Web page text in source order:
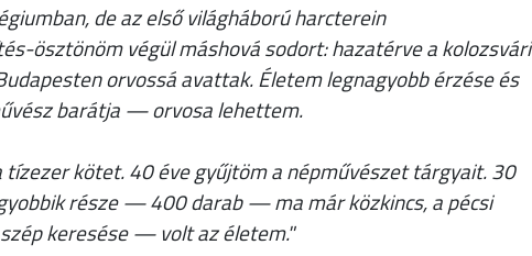
de az első világháború harcterein
ösztönöm végül máshová sodort: hazatérve a kolozsvári
orvossá avattak. Életem legnagyobb érzése és
barátja — orvosa lehettem.
kötet. 40 éve gyűjtöm a népművészet tárgyait. 30
része — 400 darab — ma már közkincs, a pécsi
keresése — volt az életem."